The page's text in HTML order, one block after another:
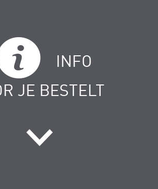
INFO
JE BESTELT